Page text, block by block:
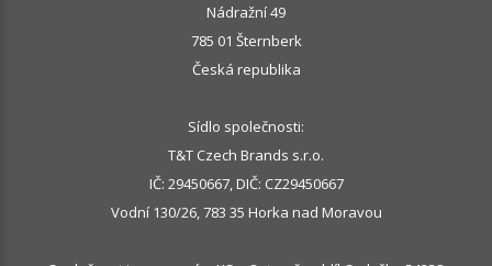
Nádražní 49
785 01 Šternberk
Česká republika
Sídlo společnosti:
T&T Czech Brands s.r.o.
IČ: 29450667, DIČ: CZ29450667
Vodní 130/26, 783 35 Horka nad Moravou